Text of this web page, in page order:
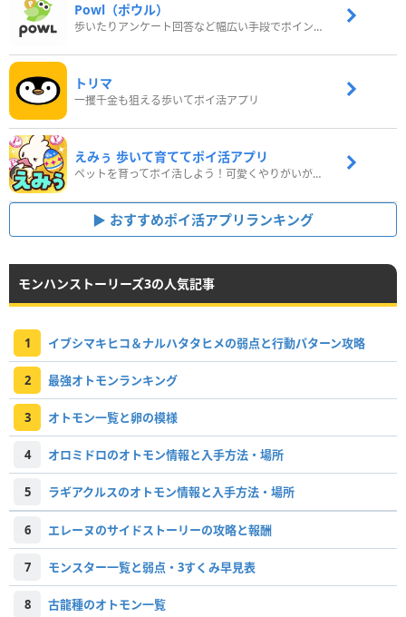
Powl（ポウル）
歩いたりアンケート回答など幅広い手段でポイントをゲット
トリマ
一攫千金も狙える歩いてポイ活アプリ
えみぅ 歩いて育ててポイ活アプリ
ペットを育ってポイ活しよう！可愛くやりがいがある新感覚アプリ
おすすめポイ活アプリランキング
モンハンストーリーズ3の人気記事
1 イブシマキヒコ＆ナルハタタヒメの弱点と行動パターン攻略
2 最強オトモンランキング
3 オトモン一覧と卵の模様
4 オロミドロのオトモン情報と入手方法・場所
5 ラギアクルスのオトモン情報と入手方法・場所
6 エレーヌのサイドストーリーの攻略と報酬
7 モンスター一覧と弱点・3すくみ早見表
8 古龍種のオトモン一覧